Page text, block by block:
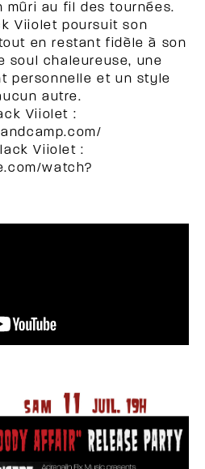
mûri au fil des tournées.
Viiolet poursuit son
en restant fidèle à son
soul chaleureuse, une
personnelle et un style
autre.
Viiolet :
Viiolet :
watch?